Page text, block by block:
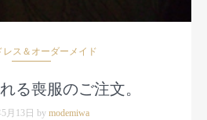
レス＆オーダーメイド
る喪服のご注文。
5月13日 by modemiwa